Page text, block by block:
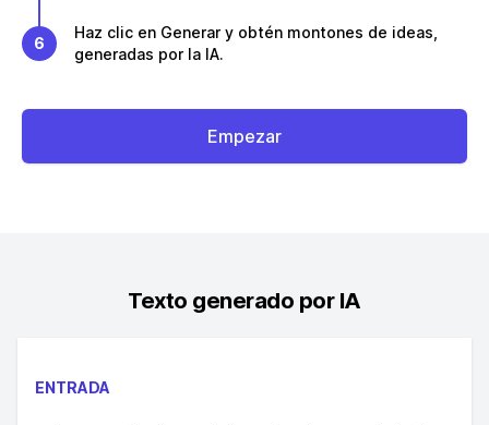
6
Haz clic en Generar y obtén montones de ideas,
generadas por la IA.
Empezar
Texto generado por IA
ENTRADA